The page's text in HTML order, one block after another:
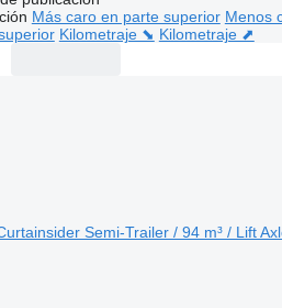
Más caro en parte superior Menos
Kilometraje ⬊ Kilometraje ⬈